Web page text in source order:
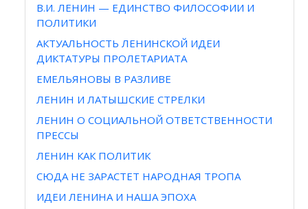
В.И. ЛЕНИН — ЕДИНСТВО ФИЛОСОФИИ И
ПОЛИТИКИ
АКТУАЛЬНОСТЬ ЛЕНИНСКОЙ ИДЕИ
ДИКТАТУРЫ ПРОЛЕТАРИАТА
ЕМЕЛЬЯНОВЫ В РАЗЛИВЕ
ЛЕНИН И ЛАТЫШСКИЕ СТРЕЛКИ
ЛЕНИН О СОЦИАЛЬНОЙ ОТВЕТСТВЕННОСТИ
ПРЕССЫ
ЛЕНИН КАК ПОЛИТИК
СЮДА НЕ ЗАРАСТЕТ НАРОДНАЯ ТРОПА
ИДЕИ ЛЕНИНА И НАША ЭПОХА